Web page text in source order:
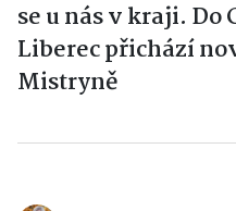
se u nás v kraji. Do
Liberec přichází
Mistryně